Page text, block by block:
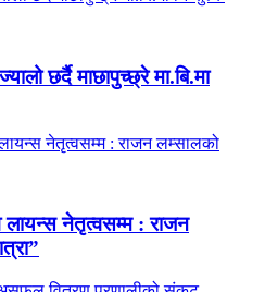
छर्दै माछापुच्छ्रे मा.बि.मा
लायन्स नेतृत्वसम्म : राजन